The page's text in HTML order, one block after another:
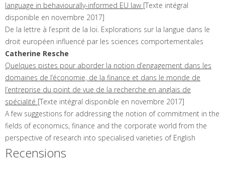
language in behaviourally-informed EU law [Texte intégral
disponible en novembre 2017]
De la lettre à l’esprit de la loi. Explorations sur la langue dans le
droit européen influencé par les sciences comportementales
Catherine Resche
Quelques pistes pour aborder la notion d’engagement dans les
domaines de l’économie, de la finance et dans le monde de
l’entreprise du point de vue de la recherche en anglais de
spécialité [Texte intégral disponible en novembre 2017]
A few suggestions for addressing the notion of commitment in the
fields of economics, finance and the corporate world from the
perspective of research into specialised varieties of English
Recensions